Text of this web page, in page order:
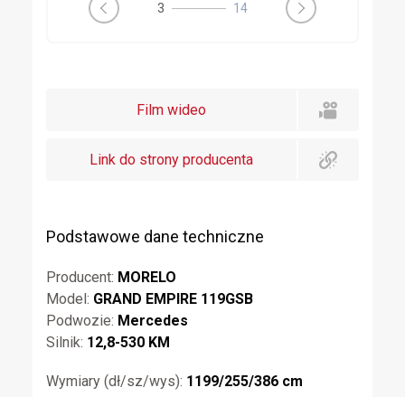
4 14
Film wideo
Link do strony producenta
Podstawowe dane techniczne
Producent: MORELO
Model: GRAND EMPIRE 119GSB
Podwozie: Mercedes
Silnik: 12,8-530 KM
Wymiary (dł/sz/wys): 1199/255/386 cm